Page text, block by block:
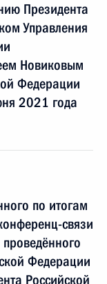
Президента
Управления
Новиковым
Федерации
2021 года
по итогам
связи
Федерации
Российской